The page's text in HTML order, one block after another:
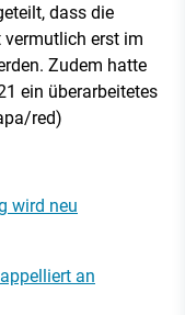
dass die
erst im
Zudem hatte
ein überarbeitetes
red)
wird neu
an